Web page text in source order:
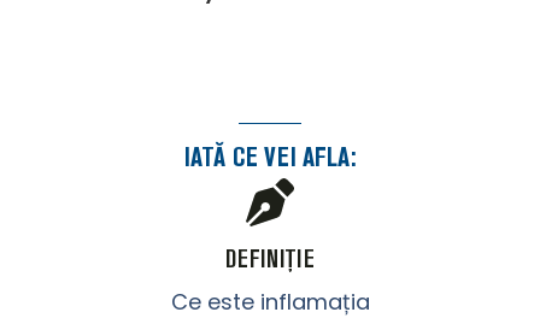
IATĂ CE VEI AFLA:
DEFINIȚIE
Ce este inflamația